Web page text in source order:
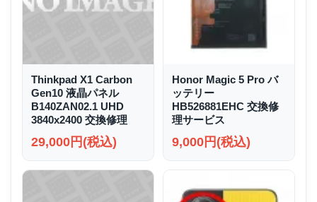
Thinkpad X1 Carbon
Gen10 液晶パネル
B140ZAN02.1 UHD
3840x2400 交換修理
29,000円(税込)
Honor Magic 5 Pro バ
ッテリー
HB526881EHC 交換修
理サービス
9,000円(税込)